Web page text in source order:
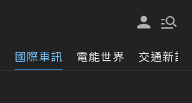
國際車訊 電能世界 交通新訊